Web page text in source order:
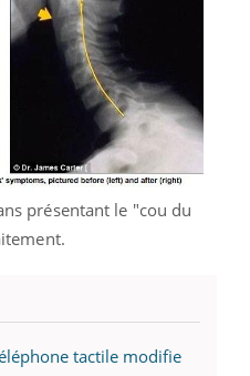
présentant le "cou du
tactile modifie